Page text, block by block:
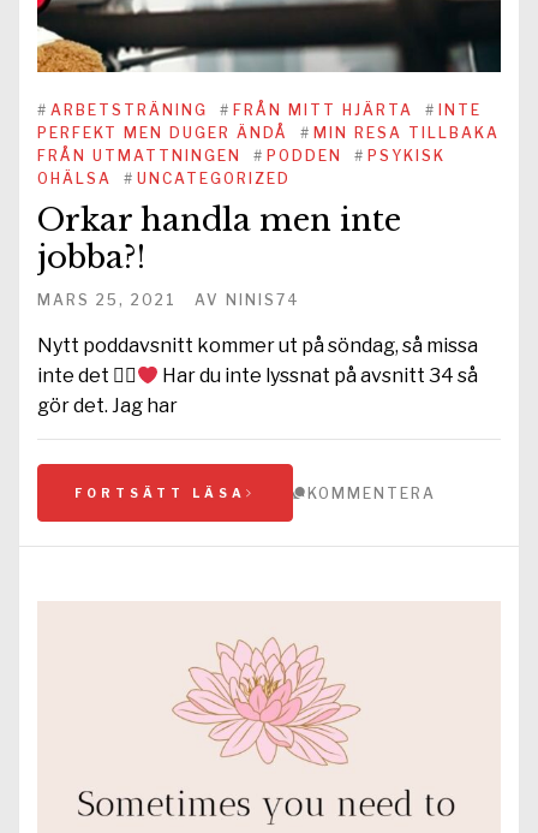
# ARBETSTRÄNING # FRÅN MITT HJÄRTA #
INTE
PERFEKT MEN DUGER ÄNDÅ
# MIN RESA TILLBAKA
FRÅN UTMATTNINGEN
# PODDEN # PSYKISK
OHÄLSA
# UNCATEGORIZED
Orkar handla men inte
jobba?!
MARS 25, 2021 AV NINIS74
Nytt poddavsnitt kommer ut på söndag, så missa
inte det 
Har du inte lyssnat på avsnitt 34 så
gör det. Jag har
FORTSÄTT LÄSA KOMMENTERA